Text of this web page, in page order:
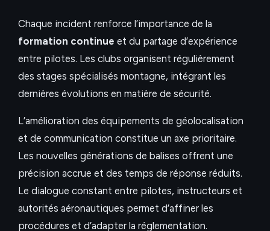
Chaque incident renforce l’importance de la
formation continue et du partage d’expérience
entre pilotes. Les clubs organisent régulièrement
des stages spécialisés montagne, intégrant les
dernières évolutions en matière de sécurité.
L’amélioration des équipements de géolocalisation
et de communication constitue un axe prioritaire.
Les nouvelles générations de balises offrent une
précision accrue et des temps de réponse réduits.
Le dialogue constant entre pilotes, instructeurs et
autorités aéronautiques permet d’affiner les
procédures et d’adapter la réglementation.